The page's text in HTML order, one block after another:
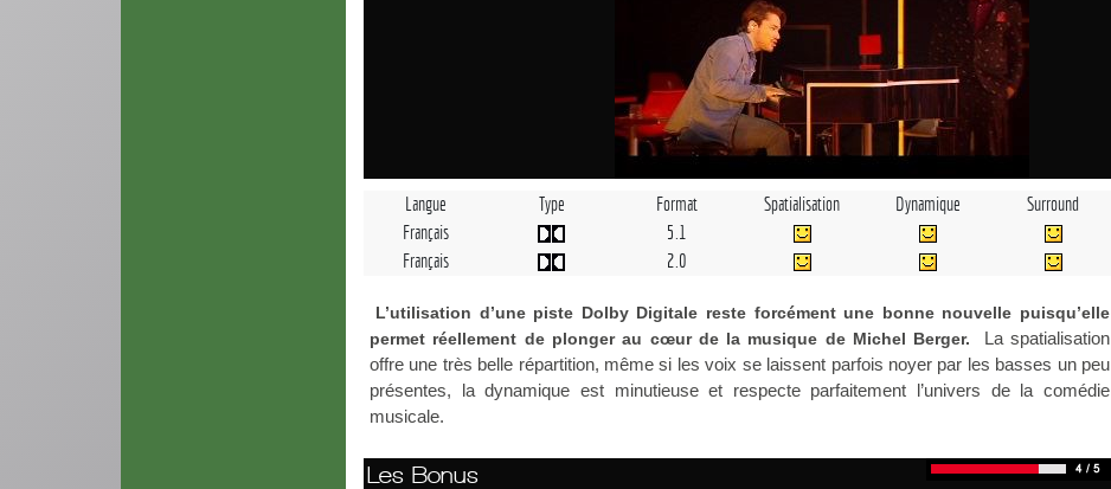
Langue Type Format Spatialisation Dynamique
Surround
Français
5.1
Français
2.0
L’utilisation d’une piste Dolby Digitale reste forcément une bonne nouvelle puisqu’elle
permet réellement de plonger au cœur de la musique de Michel Berger.
La spatialisation
offre une très belle répartition, même si les voix se laissent parfois noyer par les basses un peu
présentes, la dynamique est minutieuse et respecte parfaitement l’univers de la comédie
musicale.
Les Bonus